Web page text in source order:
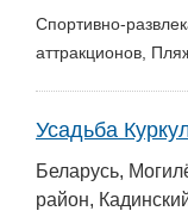
Спортивно-
аттракционов,
Усадьба
Беларусь,
район,